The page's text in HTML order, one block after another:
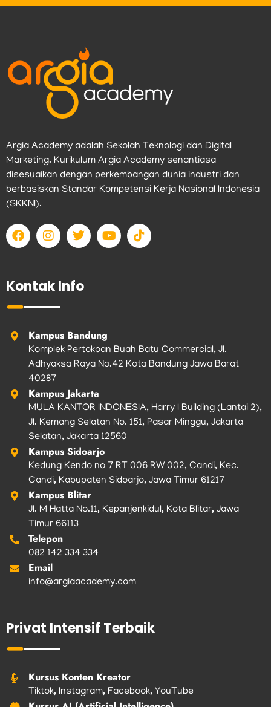
Argia Academy adalah Sekolah Teknologi dan Digital
Marketing. Kurikulum Argia Academy senantiasa
disesuaikan dengan perkembangan dunia industri dan
berbasiskan Standar Kompetensi Kerja Nasional Indonesia
(SKKNI).
F
a
c
o
o
k
I
n
s
a
g
a
T
w
i
e
Y
o
u
T
i
k
Kontak Info
Kampus Bandung
Komplek Pertokoan Buah Batu Commercial, Jl.
Adhyaksa Raya No.42 Kota Bandung Jawa Barat
40287
Kampus Jakarta
MULA KANTOR INDONESIA, Harry I Building (Lantai 2),
Jl. Kemang Selatan No. 151, Pasar Minggu, Jakarta
Selatan, Jakarta 12560
Kampus Sidoarjo
Kedung Kendo no 7 RT 006 RW 002, Candi, Kec.
Candi, Kabupaten Sidoarjo, Jawa Timur 61217
Kampus Blitar
Jl. M Hatta No.11, Kepanjenkidul, Kota Blitar, Jawa
Timur 66113
Telepon
082 142 334 334
Email
info@argiaacademy.com
Privat Intensif Terbaik
Kursus Konten Kreator
Tiktok, Instagram, Facebook, YouTube